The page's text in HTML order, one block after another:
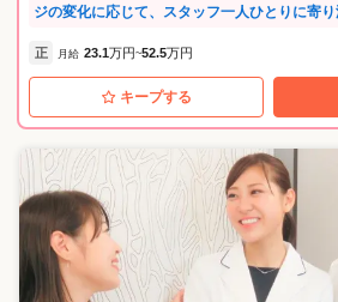
ジの変化に応じて、スタッフ一人ひとりに寄
マン施術 ✅残業1日平均6分！ ✅大手美容メー
割も充実 ＼先輩たちに入社理由をせきららインタビュー！／ ━━━━━
━━━━━━━━━ 美容師を挫折して… Hさん（
アシスタント） ━━━━━━━━━━━━━━ 早
【安定したお給料・お休み】が転職先を選ぶ大
アナスタシア ミアレを選んだ理由 ・毎月安定
業がほとんどないところ。 言葉使い・身だし
使えるようになって、前よりも自分を好きになりま
━━━━━━━━ もともとはお客さんでした A
専門学校卒） ━━━━━━━━━━━━━━ 皮膚
をしてしまい、美容師の仕事を断念。 美容師
正 月給 23.1万円~52.5万円
キープする